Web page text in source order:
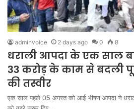
adminvoice 2 days ago 0 8
धराली आपदा के एक साल
33 करोड़ के काम से बदली
की तस्वीर
एक साल पहले 05 अगस्त को आई भीषण आपदा ने